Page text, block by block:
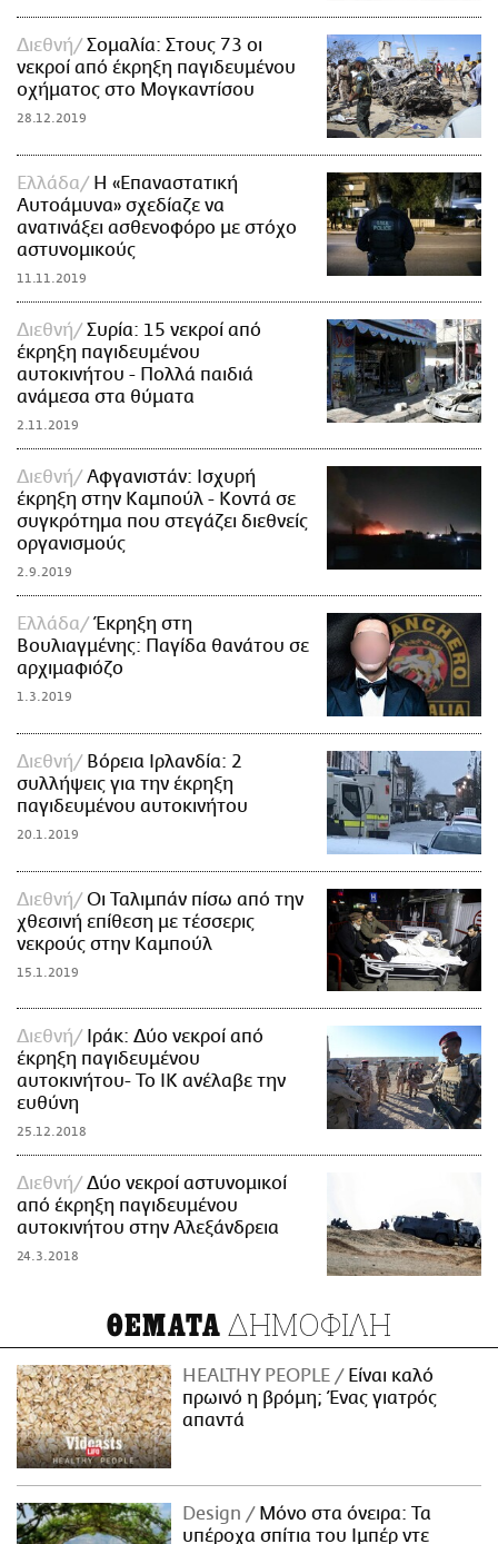
Διεθνή
Σομαλία: Στους 73 οι
νεκροί από έκρηξη παγιδευμένου
οχήματος στο Μογκαντίσου
28.12.2019
Ελλάδα
Η «Επαναστατική
Αυτοάμυνα» σχεδίαζε να
ανατινάξει ασθενοφόρο με στόχο
αστυνομικούς
11.11.2019
Διεθνή
Συρία: 15 νεκροί από
έκρηξη παγιδευμένου
αυτοκινήτου - Πολλά παιδιά
ανάμεσα στα θύματα
2.11.2019
Διεθνή
Αφγανιστάν: Ισχυρή
έκρηξη στην Καμπούλ - Κοντά σε
συγκρότημα που στεγάζει διεθνείς
οργανισμούς
2.9.2019
Ελλάδα
Έκρηξη στη
Βουλιαγμένης: Παγίδα θανάτου σε
αρχιμαφιόζο
1.3.2019
Διεθνή
Βόρεια Ιρλανδία: 2
συλλήψεις για την έκρηξη
παγιδευμένου αυτοκινήτου
20.1.2019
Διεθνή
Οι Ταλιμπάν πίσω από την
χθεσινή επίθεση με τέσσερις
νεκρούς στην Καμπούλ
15.1.2019
Διεθνή
Ιράκ: Δύο νεκροί από
έκρηξη παγιδευμένου
αυτοκινήτου- Το ΙΚ ανέλαβε την
ευθύνη
25.12.2018
Διεθνή
Δύο νεκροί αστυνομικοί
από έκρηξη παγιδευμένου
αυτοκινήτου στην Αλεξάνδρεια
24.3.2018
ΘΕΜΑΤΑ ΔΗΜΟΦΙΛΗ
HEALTHY PEOPLE
Είναι καλό
πρωινό η βρόμη; Ένας γιατρός
απαντά
Design
Μόνο στα όνειρα: Τα
υπέροχα σπίτια του Ιμπέρ ντε